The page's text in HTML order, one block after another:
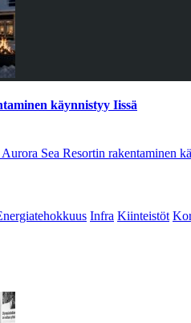
käynnistyy Iissä
Sea Resortin rakentaminen
Infra Kiinteistöt